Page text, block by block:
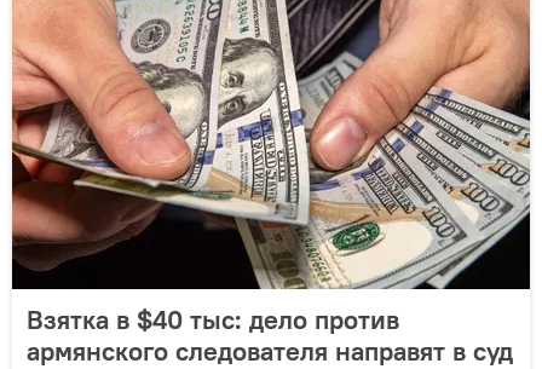
Взятка в $40 тыс: дело против
армянского следователя направят в суд